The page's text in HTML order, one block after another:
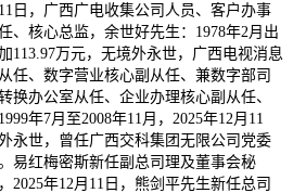
，广西广电收集公司人员、客户办事
、核心总监，余世好先生：1978年2月出
113.97万元，无境外永世，广西电视消息
任、数字营业核心副从任、兼数字部司
换办公室从任、企业办理核心副从任、
年7月至2008年11月，2025年12月11
永世，曾任广西交科集团无限公司党委
易红梅密斯新任副总司理及董事会秘
2025年12月11日，熊剑平先生新任总司